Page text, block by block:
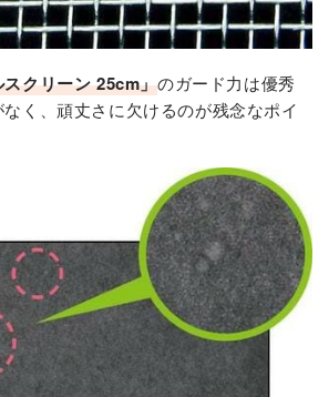
クリーン 25cm」のガード力は優秀
く、頑丈さに欠けるのが残念なポイ